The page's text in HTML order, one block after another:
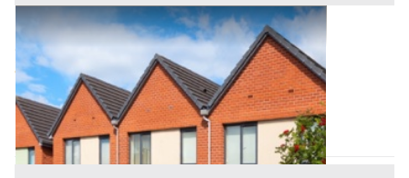
Asta Villette a schiera all'asta
Meduna di Livenza (Treviso)
Offerta minima
304.000 €
Codice asta:dae22adf
Asta chiusa